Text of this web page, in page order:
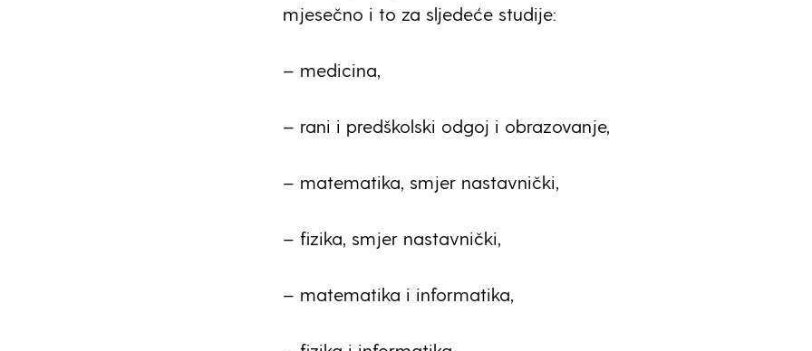
mjesečno i to za sljedeće studije:
– medicina,
– rani i predškolski odgoj i obrazovanje,
– matematika, smjer nastavnički,
– fizika, smjer nastavnički,
– matematika i informatika,